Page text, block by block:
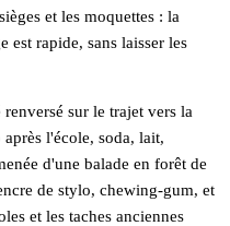
et les moquettes : la
est rapide, sans laisser les
sur le trajet vers la
l'école, soda, lait,
d'une balade en forêt de
de stylo, chewing-gum, et
et les taches anciennes